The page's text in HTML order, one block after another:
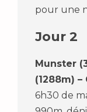
pour une
Jour 2
Munster
(1288m)
6h30 de